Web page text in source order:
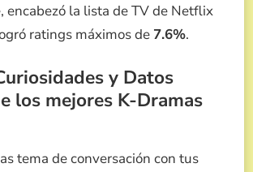
encabezó la lista de TV de Netflix
ratings máximos de 7.6%.
y Datos
los mejores K-Dramas
tema de conversación con tus